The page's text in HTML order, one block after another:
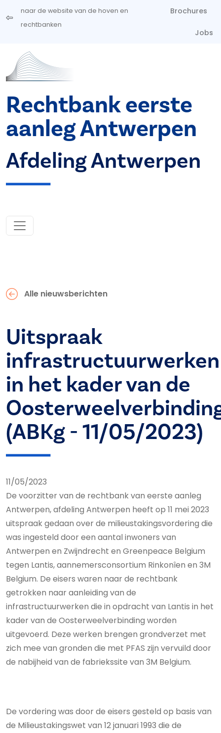
Overslaan en naar de inhoud gaan
naar de website van de hoven en
rechtbanken
Brochures
Jobs
Rechtbank eerste
aanleg Antwerpen
Afdeling Antwerpen
Alle nieuwsberichten
Uitspraak
infrastructuurwerken
in het kader van de
(ABKg - 11/05/2023)
11/05/2023
De voorzitter van de rechtbank van eerste aanleg
Antwerpen, afdeling Antwerpen heeft op 11 mei 2023
uitspraak gedaan over de milieustakingsvordering die
was ingesteld door een aantal inwoners van
Antwerpen en Zwijndrecht en Greenpeace Belgium
tegen Lantis, aannemersconsortium Rinkonîen en 3M
Belgium. De eisers waren naar de rechtbank
getrokken naar aanleiding van de
infrastructuurwerken die in opdracht van Lantis in het
kader van de Oosterweelverbinding worden
uitgevoerd. Deze werken brengen grondverzet met
zich mee van gronden die met PFAS zijn vervuild door
de nabijheid van de fabriekssite van 3M Belgium.
De vordering was door de eisers gesteld op basis van
de Milieustakingswet van 12 januari 1993 die de